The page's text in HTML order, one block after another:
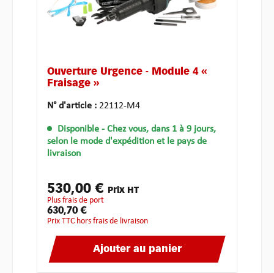
Ouverture Urgence - Module 4 «
Fraisage »
N° d'article : 22112-M4
Disponible - Chez vous, dans 1 à 9 jours,
selon le mode d'expédition et le pays de
livraison
530,00 € Prix HT
plus frais de port
630,70 €
Prix TTC hors frais de livraison
Ajouter au panier